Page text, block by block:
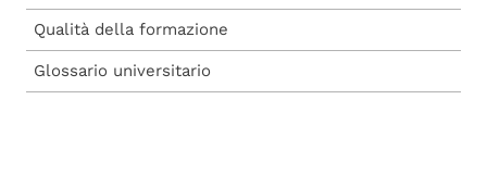
Qualità della formazione
Glossario universitario